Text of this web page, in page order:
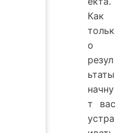
Как
тольк
о
резул
ьтаты
начну
т вас
устра